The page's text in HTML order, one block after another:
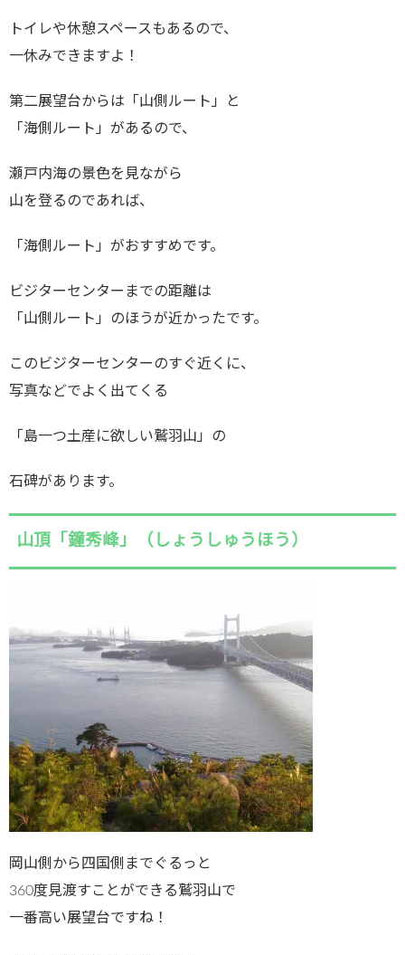
トイレや休憩スペースもあるので、
一休みできますよ！
第二展望台からは「山側ルート」と
「海側ルート」があるので、
瀬戸内海の景色を見ながら
山を登るのであれば、
「海側ルート」がおすすめです。
ビジターセンターまでの距離は
「山側ルート」のほうが近かったです。
このビジターセンターのすぐ近くに、
写真などでよく出てくる
「島一つ土産に欲しい鷲羽山」の
石碑があります。
山頂「鐘秀峰」（しょうしゅうほう）
岡山側から四国側までぐるっと
360度見渡すことができる鷲羽山で
一番高い展望台ですね！